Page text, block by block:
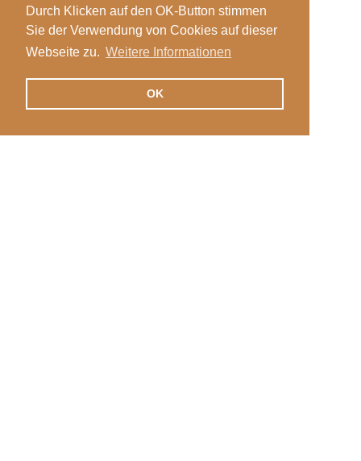
Durch Klicken auf den OK-Button stimmen
Sie der Verwendung von Cookies auf dieser
Webseite zu. Weitere Informationen
OK